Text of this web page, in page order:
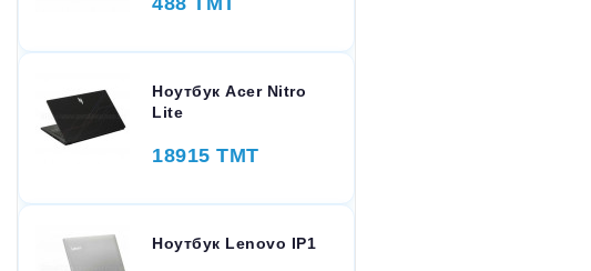
Ноутбук Acer Nitro
Lite
18915 TMT
Ноутбук Lenovo IP1